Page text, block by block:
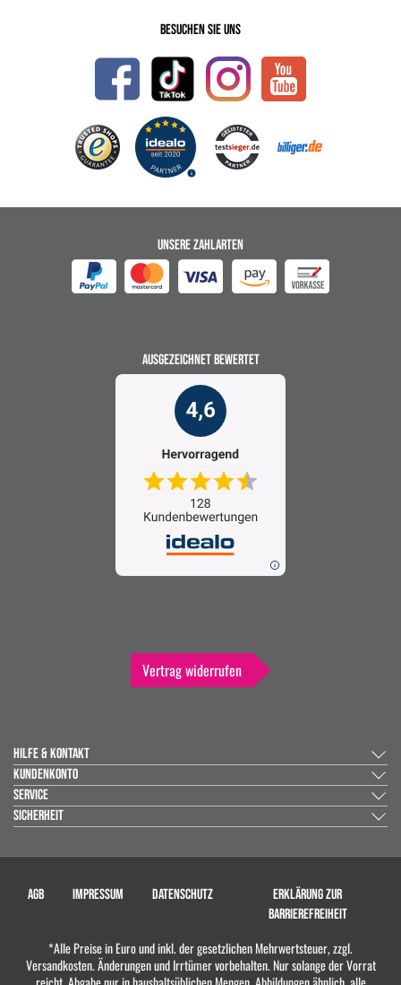
Besuchen Sie uns
UNSERE ZAHLARTEN
AUSGEZEICHNET BEWERTET
Vertrag widerrufen
HILFE & KONTAKT
KUNDENKONTO
SERVICE
SICHERHEIT
AGB IMPRESSUM DATENSCHUTZ
ERKLÄRUNG ZUR
BARRIEREFREIHEIT
*Alle Preise in Euro und inkl. der gesetzlichen Mehrwertsteuer, zzgl.
Versandkosten. Änderungen und Irrtümer vorbehalten. Nur solange der Vorrat